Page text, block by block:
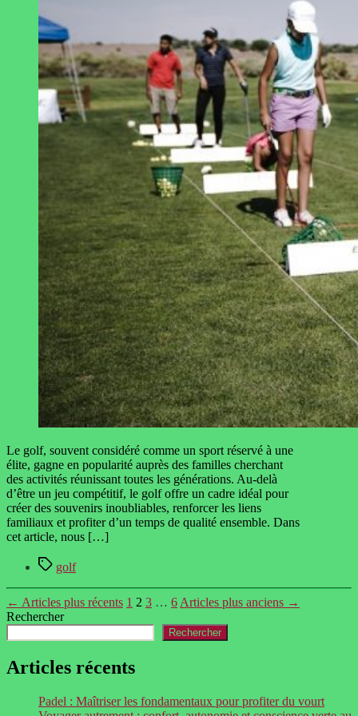
Le golf, souvent considéré comme un sport réservé à une
élite, gagne en popularité auprès des familles cherchant
des activités réunissant toutes les générations. Au-delà
d’être un jeu compétitif, le golf offre un cadre idéal pour
créer des souvenirs inoubliables, renforcer les liens
familiaux et profiter d’un temps de qualité ensemble. Dans
cet article, nous […]
Étiquettes
golf
Pagination
des
publications
← Articles plus récents 1 2 3 … 6 Articles plus anciens →
Rechercher
Rechercher
Articles récents
Padel : Maîtriser les fondamentaux pour profiter du vourt